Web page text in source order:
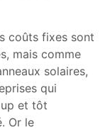
coûts fixes sont
mais comme
solaires,
qui
et tôt
Or le